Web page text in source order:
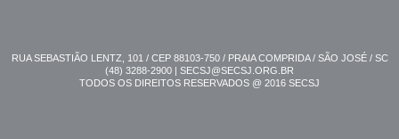
RUA SEBASTIÃO LENTZ, 101 / CEP 88103-750 / PRAIA COMPRIDA / SÃO JOSÉ / SC
(48) 3288-2900 | SECSJ@SECSJ.ORG.BR
TODOS OS DIREITOS RESERVADOS @ 2016 SECSJ